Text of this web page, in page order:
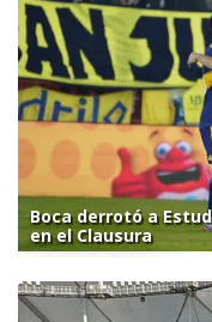
Boca derrotó a
en el Clausura